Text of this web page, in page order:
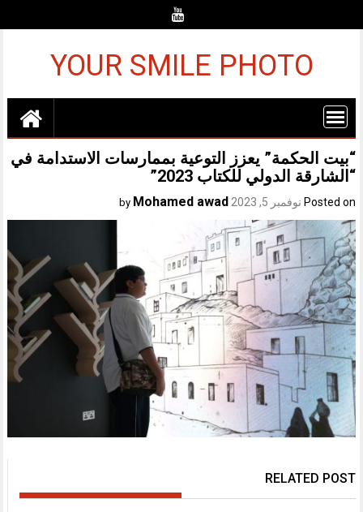
YOUR SMILE PHOTO
“بيت الحكمة” يعزز التوعية بممارسات الاستدامة في
“الشارقة الدولي للكتاب 2023”
Posted on نوفمبر 5, 2023 Mohamed awad
RELATED POST